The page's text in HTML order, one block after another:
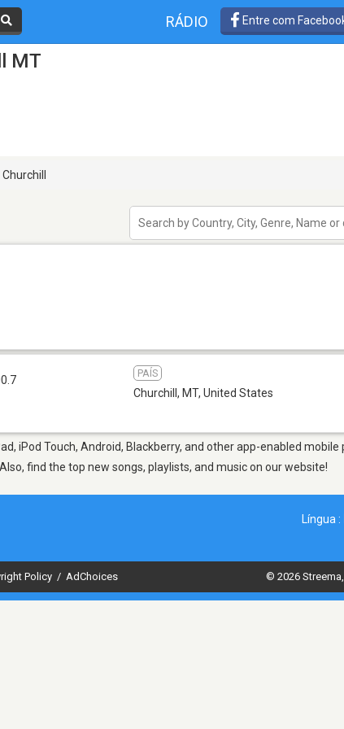
RÁDIO Entre com
MT
Churchill
PAÍS
Churchill, MT, United States
iPod Touch, Android, Blackberry, and other app-enabled mobile
find the top new songs, playlists, and music on our website!
Língua :
Policy / AdChoices © 2026